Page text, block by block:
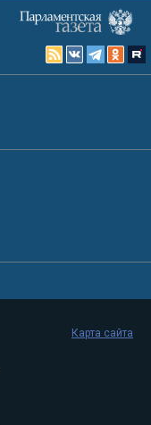
Карта сайта